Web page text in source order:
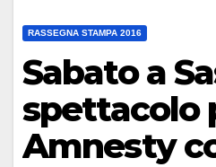
RASSEGNA STAMPA 2016
Sabato a
spettacolo
Amnesty